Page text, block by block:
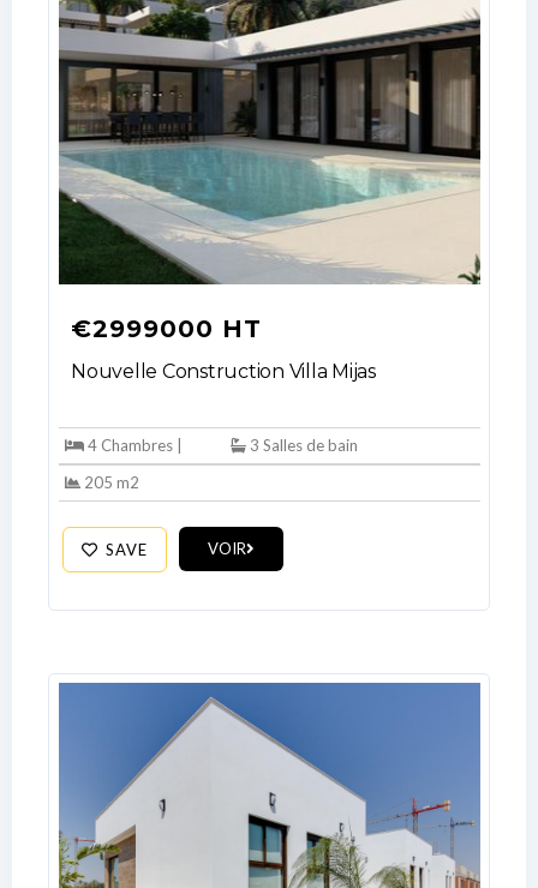
€2999000 HT
Nouvelle Construction Villa Mijas
4 Chambres |
3 Salles de bain
205 m2
SAVE VOIR